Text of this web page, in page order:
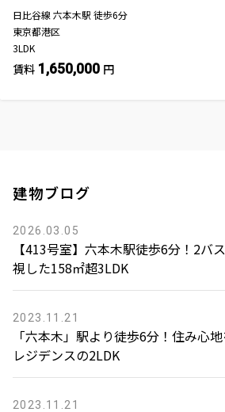
日比谷線 六本木駅 徒歩6分
東京都港区
3LDK
賃料 1,650,000 円
建物ブログ
2026.03.05
【413号室】六本木駅徒歩6分！2バ
視した158㎡超3LDK
2023.11.21
「六本木」駅より徒歩6分！住み心
レジデンスの2LDK
2023.11.21